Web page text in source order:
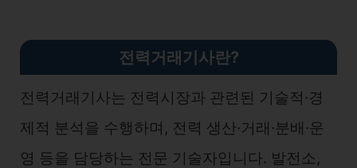
전력거래기사란?
전력거래기사는 전력시장과 관련된 기술적·경
제적 분석을 수행하며, 전력 생산·거래·분배·운
영 등을 담당하는 전문 기술자입니다. 발전소,